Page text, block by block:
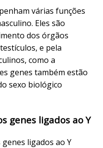
várias funções
Eles são
dos órgãos
e pela
como a
genes também estão
sexo biológico
genes ligados ao Y
ligados ao Y